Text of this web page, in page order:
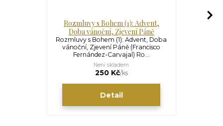
Rozmluvy s Bohem (1): Advent,
Doba vánoční, Zjevení Páně
Rozmluvy s Bohem (1): Advent, Doba
vánoční, Zjevení Páně (Francisco
Fernández-Carvajal) Ro...
250 Kč/ks
Není skladem
Detail